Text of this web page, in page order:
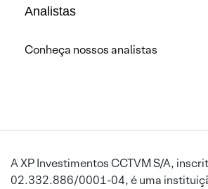
Analistas
Conheça nossos analistas
A XP Investimentos CCTVM S/A,
02.332.886/0001-04, é uma